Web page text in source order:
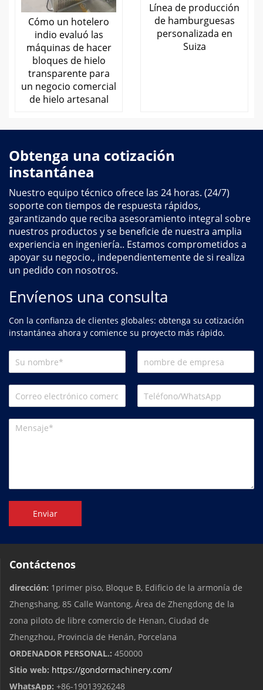
Cómo un hotelero
indio evaluó las
máquinas de hacer
bloques de hielo
transparente para
un negocio comercial
de hielo artesanal
Línea de producción
de hamburguesas
personalizada en
Suiza
Obtenga una cotización
instantánea
Nuestro equipo técnico ofrece las 24 horas. (24/7)
soporte con tiempos de respuesta rápidos,
garantizando que reciba asesoramiento integral sobre
nuestros productos y se beneficie de nuestra amplia
experiencia en ingeniería.. Estamos comprometidos a
apoyar su negocio., independientemente de si realiza
un pedido con nosotros.
Envíenos una consulta
Con la confianza de clientes globales: obtenga su cotización
instantánea ahora y comience su proyecto más rápido.
Enviar
Contáctenos
dirección: 1primer piso, Bloque B, Edificio de la armonía de
Zhengshang, 85 Calle Wantong, Área de Zhengdong de la
zona piloto de libre comercio de Henan, Ciudad de
Zhengzhou, Provincia de Henán, Porcelana
ORDENADOR PERSONAL.: 450000
Sitio web: https://gondormachinery.com/
WhatsApp: +86-19013926248